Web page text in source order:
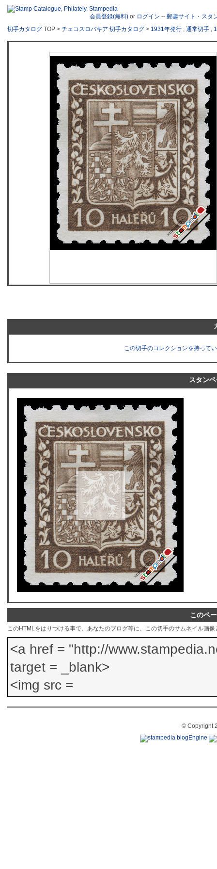
会員登録(無料) or ログイン -- 郵趣サイト・スタ
切手カタログ TOP > チェコスロバキア 切手カタログ > 1931年発行 , 通常切手 ,
この切手のコレクションを持って
スタン
このペ
このHTMLをはりつける事で、あなたのブログ等に、この切手のサムネイル画
© Copyright